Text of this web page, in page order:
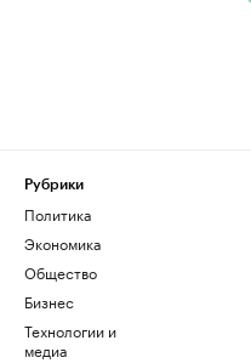
Рубрики
Политика
Экономика
Общество
Бизнес
Технологии и
медиа